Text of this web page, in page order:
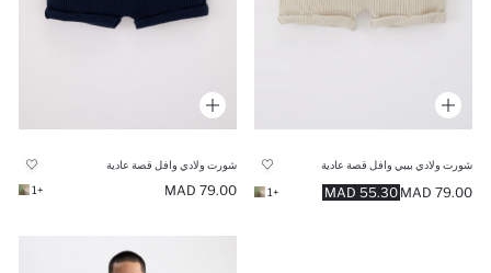
شورت ولادي بيبي وافل قصة عادية
55.30 MAD 79.00 MAD
+1
شورت ولادي وافل قصة عادية
79.00 MAD
+1